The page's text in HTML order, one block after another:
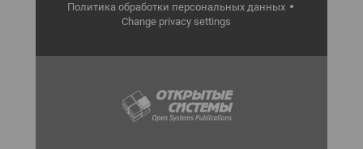
Политика обработки персональных данных
Change privacy settings